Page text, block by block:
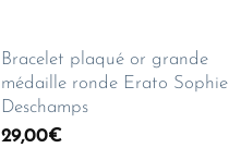
Bracelet plaqué or grande
médaille ronde Erato Sophie
Deschamps
29,00€